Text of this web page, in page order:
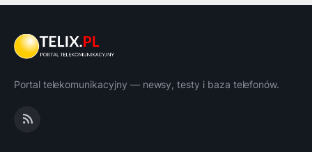
Portal telekomunikacyjny — newsy, testy i baza telefonów.